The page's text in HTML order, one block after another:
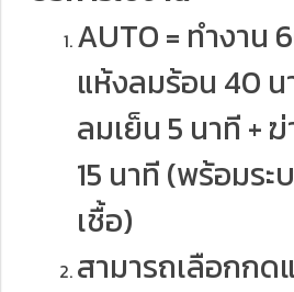
AUTO = ทำงาน
แห้งลมร้อน 40 น
ลมเย็น 5 นาที +
15 นาที (พร้อมร
เชื้อ)
สามารถเลือกกด